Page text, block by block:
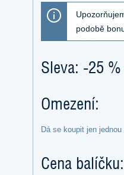
podobě
Sleva: -25 %
Omezení:
Dá se koupit jen
Cena